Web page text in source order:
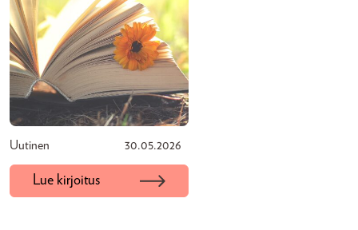
Uutinen 30.05.2026
Lue kirjoitus